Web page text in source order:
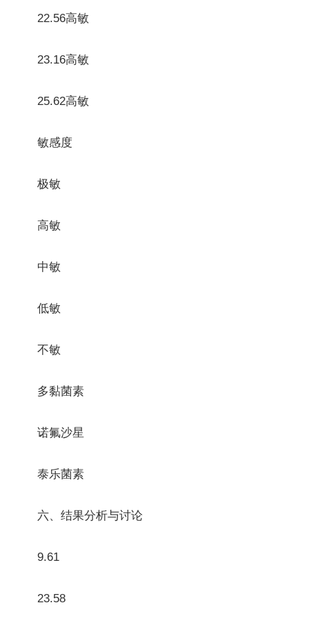
22.56高敏
23.16高敏
25.62高敏
敏感度
极敏
高敏
中敏
低敏
不敏
多黏菌素
诺氟沙星
泰乐菌素
六、结果分析与讨论
9.61
23.58